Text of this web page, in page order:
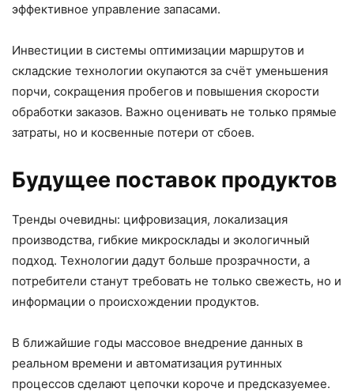
эффективное управление запасами.
Инвестиции в системы оптимизации маршрутов и
складские технологии окупаются за счёт уменьшения
порчи, сокращения пробегов и повышения скорости
обработки заказов. Важно оценивать не только прямые
затраты, но и косвенные потери от сбоев.
Будущее поставок продуктов
Тренды очевидны: цифровизация, локализация
производства, гибкие микросклады и экологичный
подход. Технологии дадут больше прозрачности, а
потребители станут требовать не только свежесть, но и
информации о происхождении продуктов.
В ближайшие годы массовое внедрение данных в
реальном времени и автоматизация рутинных
процессов сделают цепочки короче и предсказуемее.